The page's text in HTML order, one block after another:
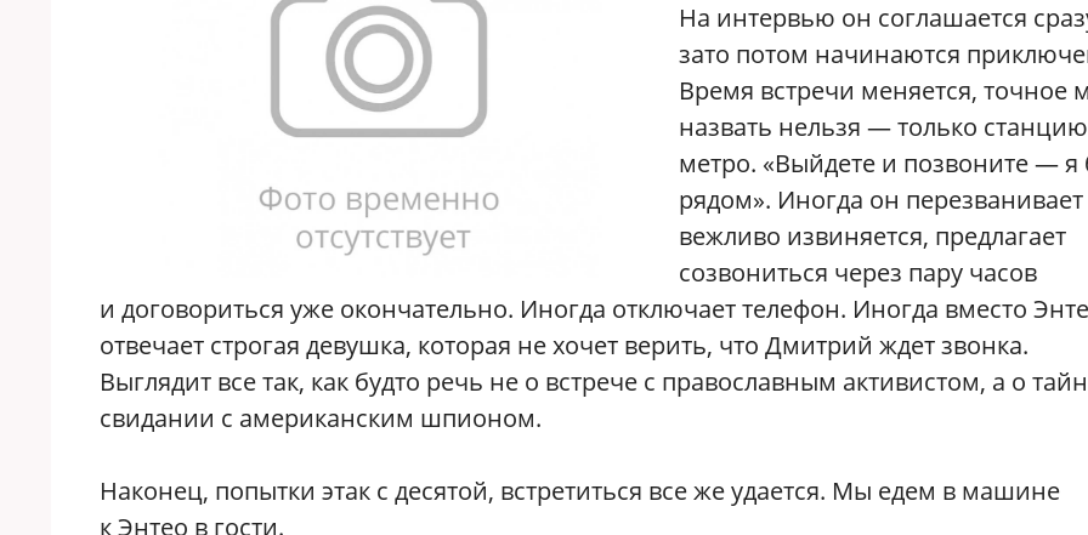
На интервью он соглашается
зато потом начинаются
Время встречи меняется, точное
назвать нельзя — только станцию
метро. «Выйдете и позвоните — я
рядом». Иногда он
вежливо извиняется, предлагает
созвониться через пару часов
и договориться уже окончательно. Иногда отключает телефон. Иногда вместо
отвечает строгая девушка, которая не хочет верить, что Дмитрий ждет звонка.
Выглядит все так, как будто речь не о встрече с православным активистом, а о
свидании с американским шпионом.
Наконец, попытки этак с десятой, встретиться все же удается. Мы едем в машине
к Энтео в гости.